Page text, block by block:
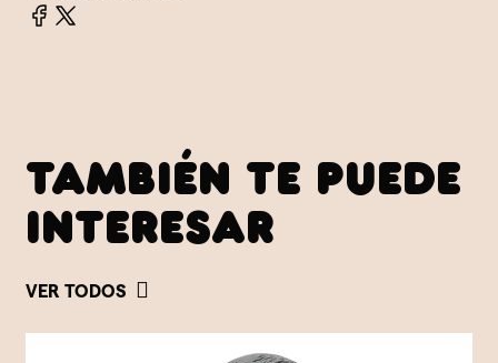
TAMBIÉN TE PUEDE
INTERESAR
VER TODOS